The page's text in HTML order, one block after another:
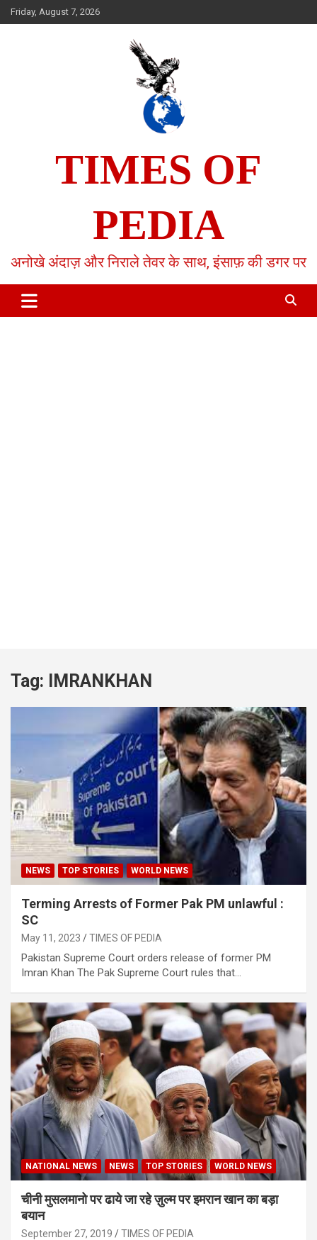
Skip
to
Friday, August 7, 2026
TIMES OF
PEDIA
अनोखे अंदाज़ और निराले तेवर के साथ, इंसाफ़ की डगर पर
Tag: IMRANKHAN
NEWS TOP STORIES WORLD NEWS
Terming Arrests of Former Pak PM unlawful :
SC
May 11, 2023 TIMES OF PEDIA
Pakistan Supreme Court orders release of former PM
Imran Khan The Pak Supreme Court rules that…
NATIONAL NEWS NEWS TOP STORIES WORLD NEWS
चीनी मुसलमानो पर ढाये जा रहे ज़ुल्म पर इमरान खान का बड़ा
बयान
September 27, 2019 TIMES OF PEDIA